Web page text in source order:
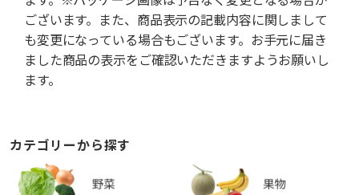
ございます。また、商品表示の記載内容に関しまして
も変更になっている場合もございます。お手元に届き
ました商品の表示をご確認いただきますようお願いし
ます。
カテゴリーから探す